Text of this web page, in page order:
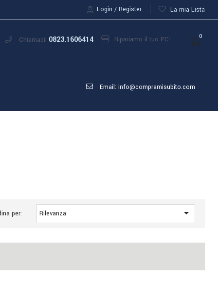
La mia Lista
Login Register
0
Chiamaci: 0823.1606414 Ripariamo il tuo PC!
Email: info@compramisubito.com
per: Rilevanza 